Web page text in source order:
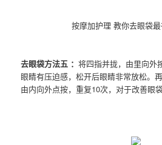
按摩加护理 教你去眼袋
去眼袋方法五 ：将四指并拢，由里向外
眼睛有压迫感，松开后眼睛非常放松。
由内向外点按，重复10次，对于改善眼